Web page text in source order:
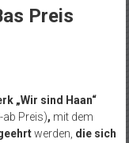
Preis
„Wir sind Haan“
ab Preis), mit dem
werden, die sich